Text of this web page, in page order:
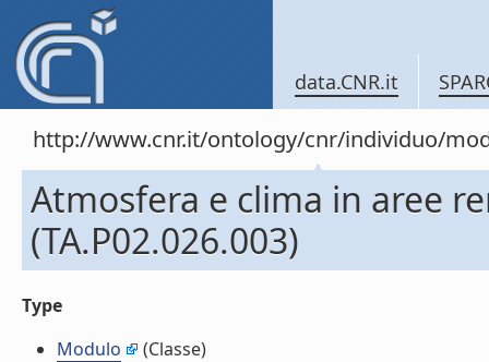
data.CNR.it
http://www.cnr.it/ontology/cnr/individuo/
Atmosfera e clima in aree
(TA.P02.026.003)
Type
Modulo
(Classe)